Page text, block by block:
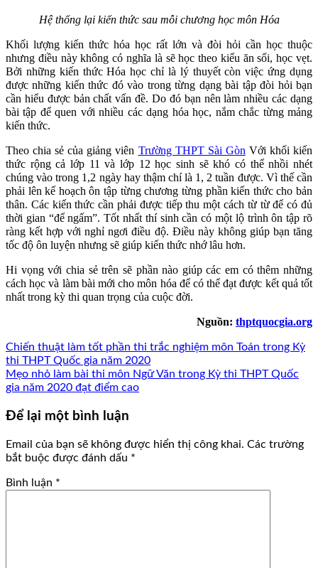
Hệ thống lại kiến thức sau mỗi chương học môn Hóa
Khối lượng kiến thức hóa học rất lớn và đòi hỏi cần học thuộc
nhưng điều này không có nghĩa là sẽ học theo kiểu ăn sổi, học vẹt.
Bởi những kiến thức Hóa học chỉ là lý thuyết còn việc ứng dụng
được những kiến thức đó vào trong từng dạng bài tập đòi hỏi bạn
cần hiểu được bản chất vấn đề. Do đó bạn nên làm nhiều các dạng
bài tập để quen với nhiều các dạng hóa học, nắm chắc từng mảng
kiến thức.
Theo chia sẻ của giảng viên Trường THPT Sài Gòn Với khối kiến
thức rộng cả lớp 11 và lớp 12 học sinh sẽ khó có thể nhồi nhét
chúng vào trong 1,2 ngày hay thậm chí là 1, 2 tuần được. Vì thế cần
phải lên kế hoạch ôn tập từng chương từng phần kiến thức cho bản
thân. Các kiến thức cần phải được tiếp thu một cách từ từ để có đủ
thời gian “để ngấm”. Tốt nhất thí sinh cần có một lộ trình ôn tập rõ
ràng kết hợp với nghỉ ngơi điều độ. Điều này không giúp bạn tăng
tốc độ ôn luyện nhưng sẽ giúp kiến thức nhớ lâu hơn.
Hi vọng với chia sẻ trên sẽ phần nào giúp các em có thêm những
cách học và làm bài mới cho môn hóa để có thể đạt được kết quả tốt
nhất trong kỳ thi quan trọng của cuộc đời.
Nguồn: thptquocgia.org
Chiến thuật làm tốt phần thi trắc nghiệm môn Toán trong Kỳ
thi THPT Quốc gia năm 2020
Mẹo nhỏ làm bài thi môn Ngữ Văn trong Kỳ thi THPT Quốc
gia năm 2020 đạt điểm cao
Để lại một bình luận
Email của bạn sẽ không được hiển thị công khai. Các trường
bắt buộc được đánh dấu *
Bình luận *